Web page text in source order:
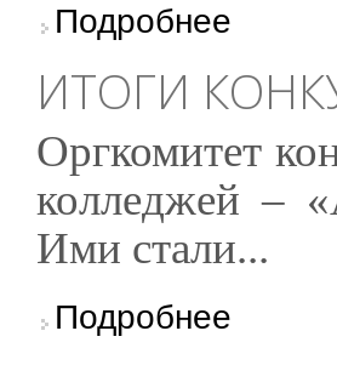
Подробнее
ИТОГИ
Оргкомитет
колледжей –
Ими стали...
Подробнее